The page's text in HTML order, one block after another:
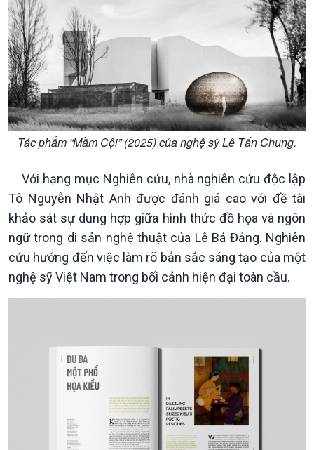
Tin Kinh tế
Trước giờ mở cửa
Dòng chảy Kinh tế
Sức sống hàng Việt
Khởi nghiệp
Tuyên chiến với gian lận
Tin Nông nghiệp & Biển
đảo
Mùa vàng
Biển đảo Việt Nam
Tâm tình biên giới và hải
đảo
Tác phẩm “Mầm Cội” (2025) của nghệ sỹ Lê Tấn Chung.
Với hạng mục Nghiên cứu, nhà nghiên cứu độc lập
Tô Nguyễn Nhật Anh được đánh giá cao với đề tài
khảo sát sự dung hợp giữa hình thức đồ họa và ngôn
ngữ trong di sản nghệ thuật của Lê Bá Đảng. Nghiên
cứu hướng đến việc làm rõ bản sắc sáng tạo của một
nghệ sỹ Việt Nam trong bối cảnh hiện đại toàn cầu.